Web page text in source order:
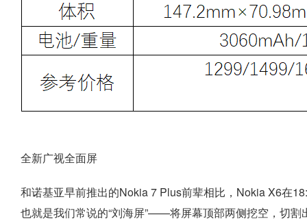
全新广视全面屏
和诺基亚早前推出的Nokia 7 Plus前辈相比，Nokia X6在
也就是我们常说的“刘海屏”——将屏幕顶部两侧挖空，切